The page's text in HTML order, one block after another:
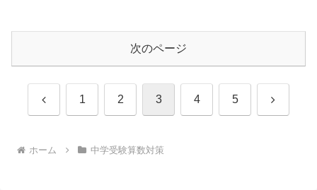
次のページ
前 1 2 3 4 5 次
ホーム 中学受験算数対策